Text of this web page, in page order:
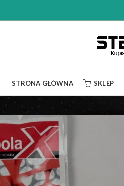
STRONA GŁÓWNA SKLEP